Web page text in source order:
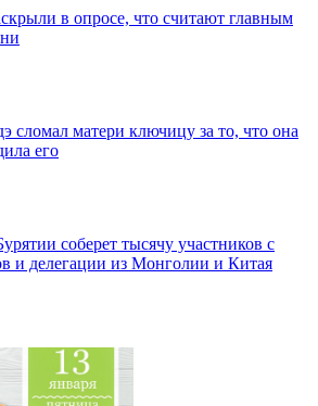
в опросе, что считают главным
сломал матери ключицу за то, что она
его
соберет тысячу участников с
и делегации из Монголии и Китая